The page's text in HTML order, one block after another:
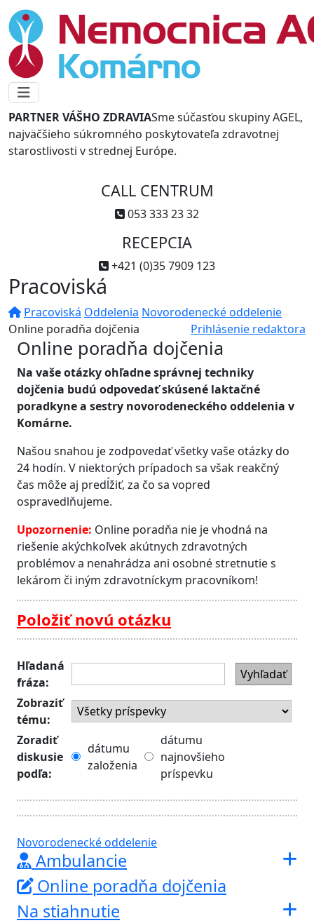
PARTNER VÁŠHO ZDRAVIASme súčasťou skupiny AGEL,
najväčšieho súkromného poskytovateľa zdravotnej
starostlivosti v strednej Európe.
CALL CENTRUM
053 333 23 32
RECEPCIA
+421 (0)35 7909 123
Pracoviská
Pracoviská Oddelenia Novorodenecké oddelenie
Online poradňa dojčenia
Prihlásenie redaktora
Online poradňa dojčenia
Na vaše otázky ohľadne správnej techniky
dojčenia budú odpovedať skúsené laktačné
poradkyne a sestry novorodeneckého oddelenia v
Komárne.
Našou snahou je zodpovedať všetky vaše otázky do
24 hodín. V niektorých prípadoch sa však reakčný
čas môže aj predĺžiť, za čo sa vopred
ospravedlňujeme.
Upozornenie: Online poradňa nie je vhodná na
riešenie akýchkoľvek akútnych zdravotných
problémov a nenahrádza ani osobné stretnutie s
lekárom či iným zdravotníckym pracovníkom!
Položiť novú otázku
Hľadaná
fráza:
Vyhľadať
Zobraziť
tému:
Zoradiť
diskusie
podľa:
dátumu
založenia
dátumu
najnovšieho
príspevku
Novorodenecké oddelenie
Ambulancie
Online poradňa dojčenia
Na stiahnutie